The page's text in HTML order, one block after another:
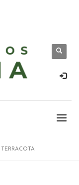
TERRACOTA